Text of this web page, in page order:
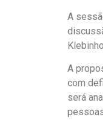
A
A
com
será